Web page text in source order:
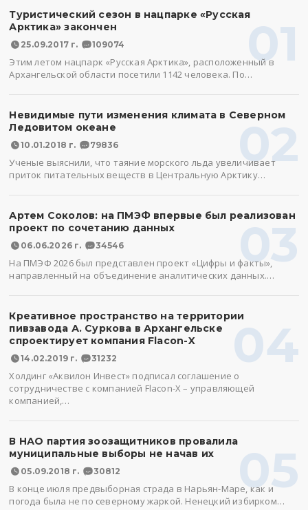
01
Туристический сезон в нацпарке «Русская
Арктика» закончен
25.09.2017 г. 109074
Этим летом нацпарк «Русская Арктика», расположенный в
Архангельской области посетили 1142 человека. По…
02
Невидимые пути изменения климата в Северном
Ледовитом океане
10.01.2018 г. 79836
Ученые выяснили, что таяние морского льда увеличивает
приток питательных веществ в Центральную Арктику…
03
Артем Соколов: на ПМЭФ впервые был реализован
проект по сочетанию данных
06.06.2026 г. 34546
На ПМЭФ 2026 был представлен проект «Цифры и факты»,
направленный на объединение аналитических данных.…
04
Креативное пространство на территории
пивзавода А. Суркова в Архангельске
спроектирует компания Flacon-X
14.02.2019 г. 31232
Холдинг «Аквилон Инвест» подписал соглашение о
сотрудничестве с компанией Flacon-X – управляющей
компанией,…
05
В НАО партия зоозащитников провалила
муниципальные выборы не начав их
05.09.2018 г. 30812
В конце июля предвыборная страда в Нарьян-Маре, как и
погода была не по северному жаркой. Ненецкий избирком…